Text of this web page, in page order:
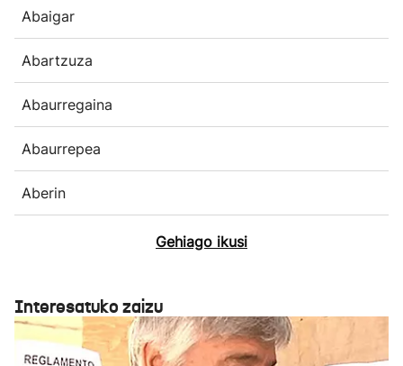
Abaigar
Abartzuza
Abaurregaina
Abaurrepea
Aberin
Gehiago ikusi
Interesatuko zaizu